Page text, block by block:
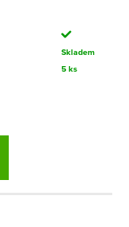
Skladem
5 ks